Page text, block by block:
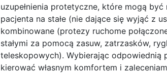
uzupełnienia protetyczne, które mogą być
pacjenta na stałe (nie dające się wyjąć z
kombinowane (protezy ruchome
stałymi za pomocą zasuw, zatrzasków,
teleskopowych). Wybierając odpowiednią
kierować własnym komfortem i